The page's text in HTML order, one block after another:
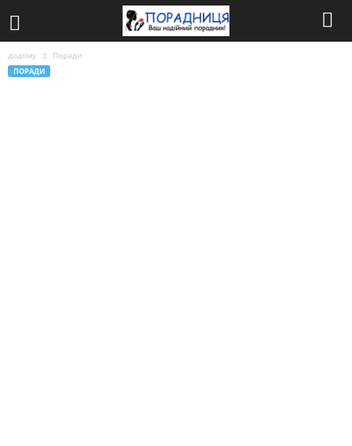
додому Поради
ПОРАДИ